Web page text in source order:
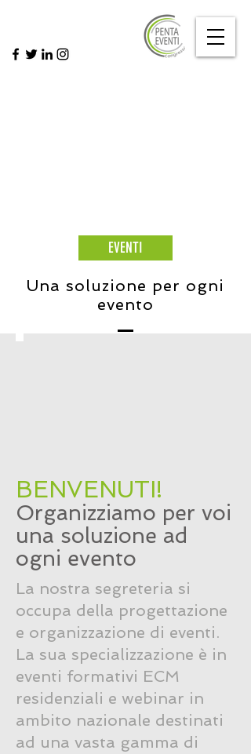
EVENTI
Una soluzione per ogni
evento
BENVENUTI!
Organizziamo per voi
una soluzione ad
ogni evento
La nostra segreteria si
occupa della progettazione
e organizzazione di eventi.
La sua specializzazione è in
eventi formativi ECM
residenziali e webinar in
ambito nazionale destinati
ad una vasta gamma di